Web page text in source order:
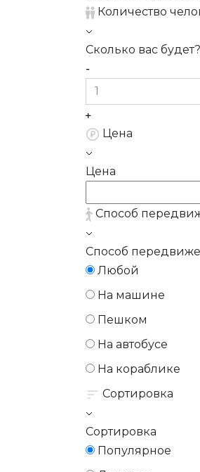
Количество
Сколько вас будет?
Цена
Цена
Способ
Способ
Любой
На машине
Пешком
На автобусе
На кораблике
Сортировка
Сортировка
Популярное